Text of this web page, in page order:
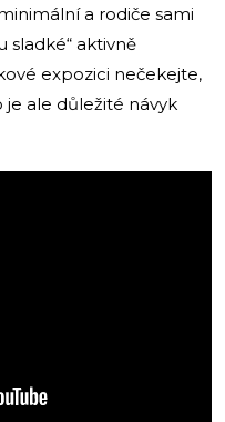
a rodiče sami
sladké“ aktivně
expozici nečekejte,
je ale důležité návyk